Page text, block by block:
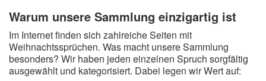
Warum unsere Sammlung einzigartig ist
Im Internet finden sich zahlreiche Seiten mit
Weihnachtssprüchen. Was macht unsere Sammlung
besonders? Wir haben jeden einzelnen Spruch sorgfältig
ausgewählt und kategorisiert. Dabei legen wir Wert auf: